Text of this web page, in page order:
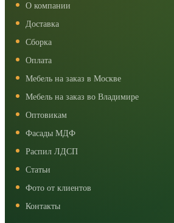
О компании
Доставка
Сборка
Оплата
Мебель на заказ в Москве
Мебель на заказ во Владимире
Оптовикам
Фасады МДФ
Распил ЛДСП
Статьи
Фото от клиентов
Контакты